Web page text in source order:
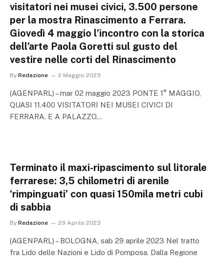
visitatori nei musei civici, 3.500 persone
per la mostra Rinascimento a Ferrara.
Giovedì 4 maggio l’incontro con la storica
dell’arte Paola Goretti sul gusto del
vestire nelle corti del Rinascimento
By Redazione 2 Maggio 2023
(AGENPARL) – mar 02 maggio 2023 PONTE 1° MAGGIO,
QUASI 11.400 VISITATORI NEI MUSEI CIVICI DI
FERRARA. E A PALAZZO…
Terminato il maxi-ripascimento sul litorale
ferrarese: 3,5 chilometri di arenile
‘rimpinguati’ con quasi 150mila metri cubi
di sabbia
By Redazione 29 Aprile 2023
(AGENPARL) – BOLOGNA, sab 29 aprile 2023 Nel tratto
fra Lido delle Nazioni e Lido di Pomposa. Dalla Regione